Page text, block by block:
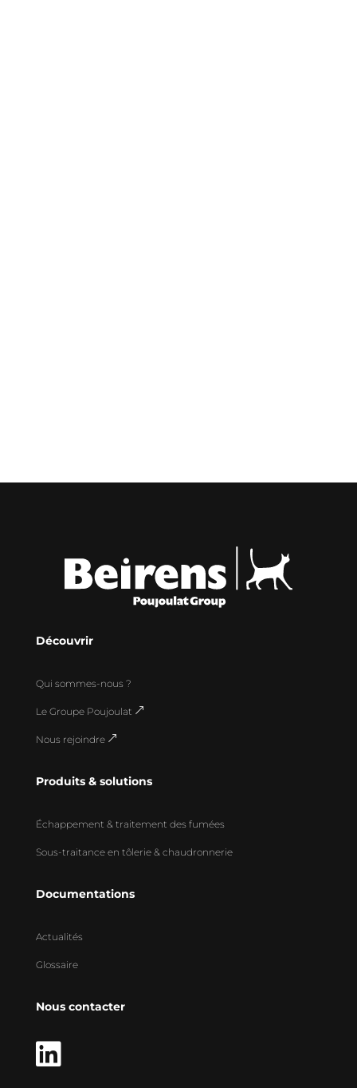
Découvrir
Qui sommes-nous ?
Le Groupe Poujoulat &
Nous rejoindre &
Produits & solutions
Échappement & traitement des fumées
Sous-traitance en tôlerie & chaudronnerie
Documentations
Actualités
Glossaire
Nous contacter
